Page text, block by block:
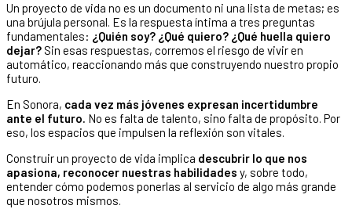
Un proyecto de vida no es un documento ni una lista de metas; es
una brújula personal. Es la respuesta íntima a tres preguntas
fundamentales: ¿Quién soy? ¿Qué quiero? ¿Qué huella quiero
dejar? Sin esas respuestas, corremos el riesgo de vivir en
automático, reaccionando más que construyendo nuestro propio
futuro.
En Sonora, cada vez más jóvenes expresan incertidumbre
ante el futuro. No es falta de talento, sino falta de propósito. Por
eso, los espacios que impulsen la reflexión son vitales.
Construir un proyecto de vida implica descubrir lo que nos
apasiona, reconocer nuestras habilidades y, sobre todo,
entender cómo podemos ponerlas al servicio de algo más grande
que nosotros mismos.